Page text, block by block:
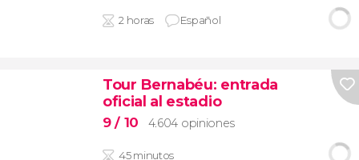
2 horas Español
Tour Bernabéu: entrada
oficial al estadio
9/ 10 4.604 opiniones
45 minutos